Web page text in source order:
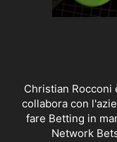
Christian
collabora con
fare Betting in
Network